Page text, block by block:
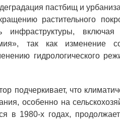
пастбищ и
растительного
включая
так как изменение
гидрологического
подчеркивает, что
особенно на
в 1980-х годах, продолжает